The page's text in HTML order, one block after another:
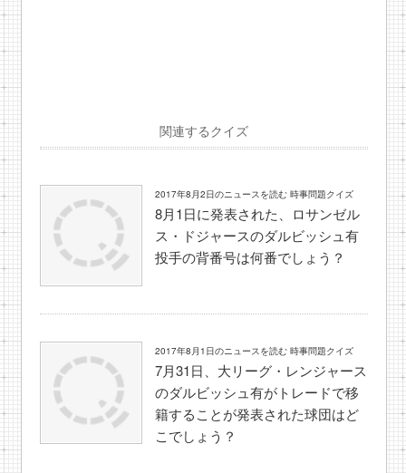
関連するクイズ
2017年8月2日のニュースを読む 時事問題クイズ
8月1日に発表された、ロサンゼル
ス・ドジャースのダルビッシュ有
投手の背番号は何番でしょう？
2017年8月1日のニュースを読む 時事問題クイズ
7月31日、大リーグ・レンジャース
のダルビッシュ有がトレードで移
籍することが発表された球団はど
こでしょう？